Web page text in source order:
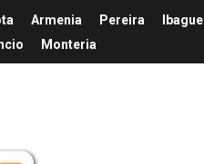
Armenia Pereira Ibague
Monteria